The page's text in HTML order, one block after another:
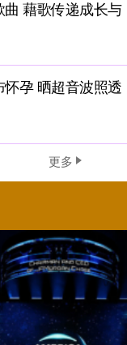
曲 藉歌传递成长与
孕 晒超音波照透
更多